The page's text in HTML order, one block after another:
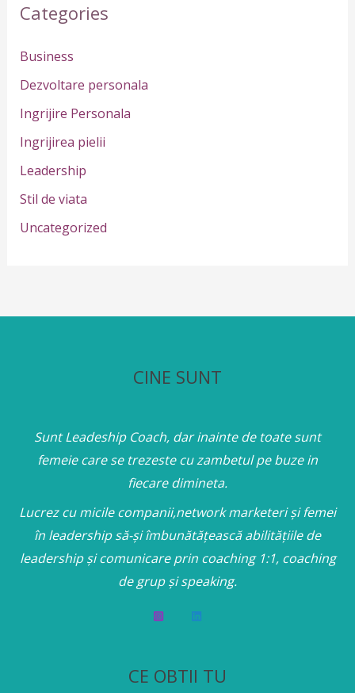
c
f
o
r
:
Categories
Business
Dezvoltare personala
Ingrijire Personala
Ingrijirea pielii
Leadership
Stil de viata
Uncategorized
CINE SUNT
Sunt Leadeship Coach, dar inainte de toate sunt
femeie care se trezeste cu zambetul pe buze in
fiecare dimineta.
Lucrez cu micile companii,network marketeri și femei
în leadership să-și îmbunătățească abilitățiile de
leadership și comunicare prin coaching 1:1, coaching
de grup și speaking.
CE OBTII TU